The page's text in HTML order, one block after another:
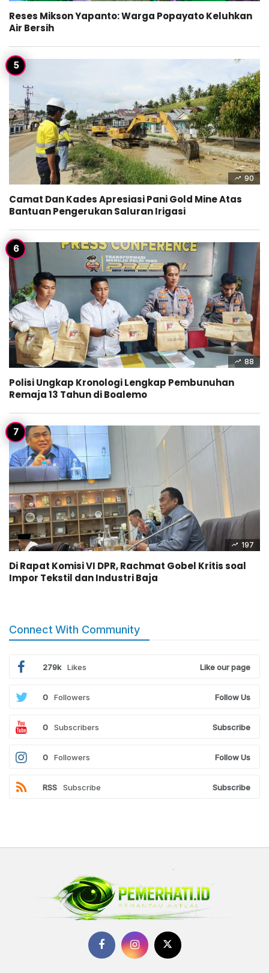
Reses Mikson Yapanto: Warga Popayato Keluhkan
Air Bersih
90
Camat Dan Kades Apresiasi Pani Gold Mine Atas
Bantuan Pengerukan Saluran Irigasi
88
Polisi Ungkap Kronologi Lengkap Pembunuhan
Remaja 13 Tahun di Boalemo
197
Di Rapat Komisi VI DPR, Rachmat Gobel Kritis soal
Impor Tekstil dan Industri Baja
Connect With Community
279k Likes Like our page
0 Followers Follow Us
0 Subscribers Subscribe
0 Followers Follow Us
RSS Subscribe Subscribe